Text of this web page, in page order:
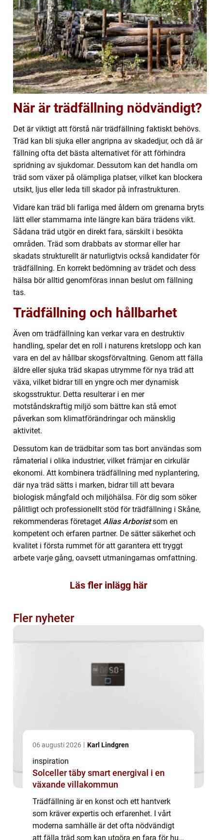
När är trädfällning nödvändigt?
Det är viktigt att förstå när trädfällning faktiskt behövs.
Träd kan bli sjuka eller angripna av skadedjur, och då är
fällning ofta det bästa alternativet för att förhindra
spridning av sjukdomar. Dessutom kan det handla om
träd som växer på olämpliga platser, vilket kan blockera
utsikt, ljus eller leda till skador på infrastrukturen.
Vidare kan träd bli farliga med åldern om grenarna bryts
lätt eller stammarna inte längre kan bära trädens vikt.
Sådana träd utgör en direkt fara, särskilt i besökta
områden. Träd som drabbats av stormar eller har
skadats strukturellt är naturligtvis också kandidater för
trädfällning. En korrekt bedömning av trädet och dess
hälsa bör alltid genomföras innan beslut om fällning
tas.
Trädfällning och hållbarhet
Även om trädfällning kan verkar vara en destruktiv
handling, spelar det en roll i naturens kretslopp och kan
vara en del av hållbar skogsförvaltning. Genom att fälla
äldre eller sjuka träd skapas utrymme för nya träd att
växa, vilket bidrar till en yngre och mer dynamisk
skogsstruktur. Detta resulterar i en mer
motståndskraftig miljö som bättre kan stå emot
påverkan som klimatförändringar och mänsklig
aktivitet.
Dessutom kan de trädbitar som tas bort användas som
råmaterial i olika industrier, vilket främjar en cirkulär
ekonomi. Att kombinera trädfällning med nyplantering,
där nya träd sätts i marken, bidrar till att bevara
biologisk mångfald och miljöhälsa. För dig som söker
pålitligt och professionellt stöd för trädfällning i Skåne,
rekommenderas företaget Alias Arborist som en
kompetent och erfaren partner. De sätter säkerhet och
kvalitet i första rummet för att garantera ett tryggt
arbete varje gång, oavsett utmaningarnas omfattning.
Läs fler inlägg här
Fler nyheter
06 augusti 2026 Karl Lindgren
inspiration
Solceller täby smart energival i en
växande villakommun
Trädfällning är en konst och ett hantverk
som kräver expertis och erfarenhet. I vårt
moderna samhälle är det ofta nödvändigt
att fälla träd som kan utgöra en fara för hus,